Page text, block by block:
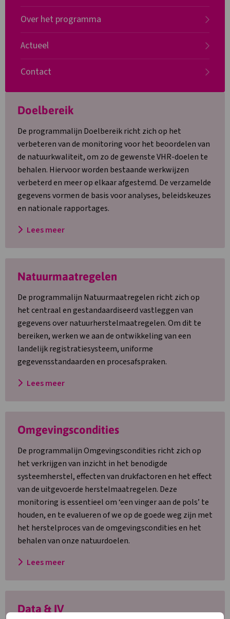
Over het programma
Actueel
Contact
Doelbereik
De programmalijn Doelbereik richt zich op het
verbeteren van de monitoring voor het beoordelen van
de natuurkwaliteit, om zo de gewenste VHR-doelen te
behalen. Hiervoor worden bestaande werkwijzen
verbeterd en meer op elkaar afgestemd. De verzamelde
gegevens vormen de basis voor analyses, beleidskeuzes
en nationale rapportages.
Lees meer
meer
Doelbereik
Natuurmaatregelen
De programmalijn Natuurmaatregelen richt zich op
het centraal en gestandaardiseerd vastleggen van
gegevens over natuurherstelmaatregelen. Om dit te
bereiken, werken we aan de ontwikkeling van een
landelijk registratiesysteem, uniforme
gegevensstandaarden en procesafspraken.
Lees meer
meer
Natuurmaatregelen
Omgevingscondities
De programmalijn Omgevingscondities richt zich op
het verkrijgen van inzicht in het benodigde
systeemherstel, effecten van drukfactoren en het effect
van de uitgevoerde herstelmaatregelen. Deze
monitoring is essentieel om ‘een vinger aan de pols’ te
houden, en te evalueren of we op de goede weg zijn met
het herstelproces van de omgevingscondities en het
behalen van onze natuurdoelen.
Lees meer
meer
Omgevingscondities
Data & IV
meer